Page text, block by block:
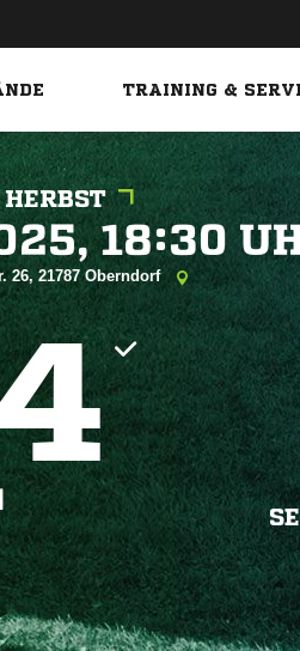
TRAINING &
 
26, 21787 Oberndorf